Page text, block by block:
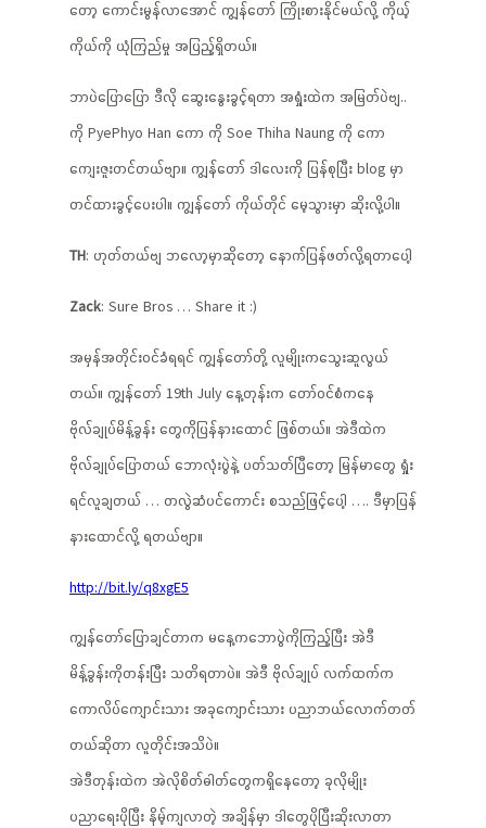
တော့ ကောင်းမွန်လာအောင် ကျွန်တော် ကြိုးစားနိုင်မယ်လို့ ကိုယ့်
ကိုယ်ကို ယုံကြည်မှု အပြည့်ရှိတယ်။
ဘာပဲပြောပြော ဒီလို ဆွေးနွေးခွင့်ရတာ အရှုံးထဲက အမြတ်ပဲဗျ..
ကို PyePhyo Han ကော ကို Soe Thiha Naung ကို ကော
ကျေးဇူးတင်တယ်ဗျာ။ ကျွန်တော် ဒါလေးကို ပြန်စုပြီး blog မှာ
တင်ထားခွင့်ပေးပါ။ ကျွန်တော် ကိုယ်တိုင် မေ့သွားမှာ ဆိုးလို့ပါ။
TH: ဟုတ်တယ်ဗျ ဘလော့မှာဆိုတော့ နောက်ပြန်ဖတ်လို့ရတာပေါ့
Zack: Sure Bros … Share it :)
အမှန်အတိုင်းဝင်ခံရရင် ကျွန်တော်တို့ လူမျိုးကသွေးဆူလွယ်
တယ်။ ကျွန်တော် 19th July နေ့တုန်းက တော်ဝင်စံကနေ
ဗိုလ်ချုပ်မိန့်ခွန်း တွေကိုပြန်နားထောင် ဖြစ်တယ်။ အဲဒီထဲက
ဗိုလ်ချုပ်ပြောတယ် ဘောလုံးပွဲနဲ့ ပတ်သတ်ပြီတော့ မြန်မာတွေ ရှုံး
ရင်လူချတယ် … တလွဲဆံပင်ကောင်း စသည်ဖြင့်ပေါ့ …. ဒီမှာပြန်
နားထောင်လို့ ရတယ်ဗျာ။
http://bit.ly/q8xgE5
ကျွန်တော်ပြောချင်တာက မနေ့ကဘောပွဲကိုကြည့်ပြီး အဲဒီ
မိန့်ခွန်းကိုတန်းပြီး သတိရတာပဲ။ အဲဒီ ဗိုလ်ချုပ် လက်ထက်က
ကောလိပ်ကျောင်းသား အခုကျောင်းသား ပညာဘယ်လောက်တတ်
တယ်ဆိုတာ လူတိုင်းအသိပဲ။
အဲဒီတုန်းထဲက အဲလိုစိတ်ဓါတ်တွေကရှိနေတော့ ခုလိုမျိုး
ပညာရေးပိုပြီး နိမ့်ကျလာတဲ့ အချိန်မှာ ဒါတွေပိုပြီးဆိုးလာတာ